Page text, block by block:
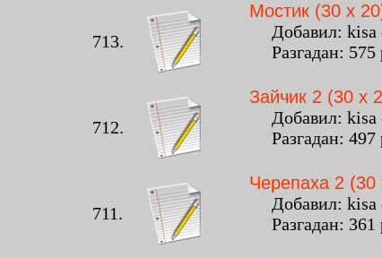
713.
Мостик (30 x
Добавил: kisa
Разгадан:
712.
Зайчик 2 (30 x
Добавил: kisa
Разгадан:
711.
Черепаха 2 (30
Добавил: kisa
Разгадан: